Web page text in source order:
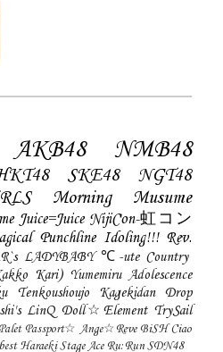
AKB48 NMB48
SKE48
NGT48
Morning Musume
Juice=Juice NijiCon-虹コン
Punchline Idoling!!! Rev.
LADYBABY ℃-ute Country
Kari) Yumemiru Adolescence
Tenkoushoujo Kagekidan
Drop
LinQ Doll☆Element TrySail
Passport☆ Ange☆Reve BiSH Ciao
Haraeki Stage Ace Ru:Run SDN48